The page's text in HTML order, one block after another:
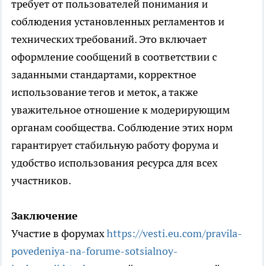
требует от пользователей понимания и
соблюдения установленных регламентов и
технических требований. Это включает
оформление сообщений в соответствии с
заданными стандартами, корректное
использование тегов и меток, а также
уважительное отношение к модерирующим
органам сообщества. Соблюдение этих норм
гарантирует стабильную работу форума и
удобство использования ресурса для всех
участников.
Заключение
Участие в форумахhttps://vesti.eu.com/pravila-
povedeniya-na-forume-sotsialnoy-